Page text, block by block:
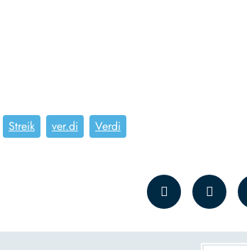
Streik ver.di Verdi